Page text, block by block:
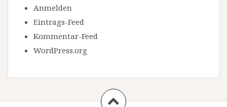
Anmelden
Eintrags-Feed
Kommentar-Feed
WordPress.org